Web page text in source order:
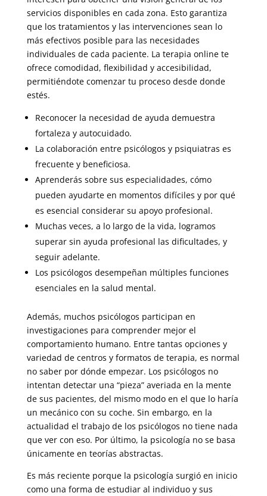
servicios disponibles en cada zona. Esto garantiza
que los tratamientos y las intervenciones sean lo
más efectivos posible para las necesidades
individuales de cada paciente. La terapia online te
ofrece comodidad, flexibilidad y accesibilidad,
permitiéndote comenzar tu proceso desde donde
estés.
Reconocer la necesidad de ayuda demuestra
fortaleza y autocuidado.
La colaboración entre psicólogos y psiquiatras es
frecuente y beneficiosa.
Aprenderás sobre sus especialidades, cómo
pueden ayudarte en momentos difíciles y por qué
es esencial considerar su apoyo profesional.
Muchas veces, a lo largo de la vida, logramos
superar sin ayuda profesional las dificultades, y
seguir adelante.
Los psicólogos desempeñan múltiples funciones
esenciales en la salud mental.
Además, muchos psicólogos participan en
investigaciones para comprender mejor el
comportamiento humano. Entre tantas opciones y
variedad de centros y formatos de terapia, es normal
no saber por dónde empezar. Los psicólogos no
intentan detectar una “pieza” averiada en la mente
de sus pacientes, del mismo modo en el que lo haría
un mecánico con su coche. Sin embargo, en la
actualidad el trabajo de los psicólogos no tiene nada
que ver con eso. Por último, la psicología no se basa
únicamente en teorías abstractas.
Es más reciente porque la psicología surgió en inicio
como una forma de estudiar al individuo y sus